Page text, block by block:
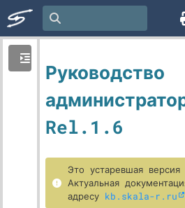
Руководство
Rel.1.6
Это устаревшая версия
Актуальная
адресу kb.skala-r.ru